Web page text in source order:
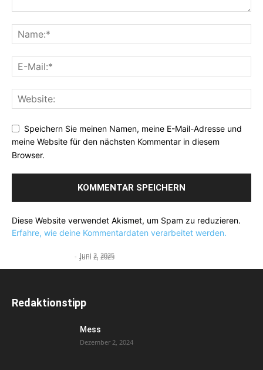
Speichern Sie meinen Namen, meine E-Mail-Adresse und
meine Website für den nächsten Kommentar in diesem
Browser.
Diese Website verwendet Akismet, um Spam zu reduzieren.
Erfahre, wie deine Kommentardaten verarbeitet werden.
Flying Visit
- Juni 2, 2025
- Juni 2, 2025
Redaktionstipp
Mess
Dezember 2, 2024